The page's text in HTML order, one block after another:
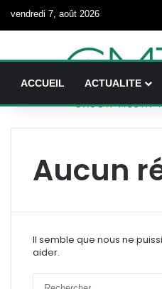
vendredi 7, août 2026
ACCUEIL ACTUALITE
Aucun
Il semble que nous ne
aider.